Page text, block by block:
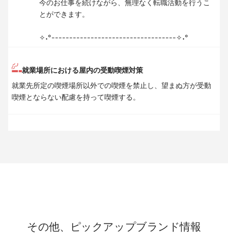
今のお仕事を続けながら、無理なく転職活動を行うこ
とができます。
✧˖°-----------------------------------✧˖°
就業場所における屋内の受動喫煙対策
就業先所定の喫煙場所以外での喫煙を禁止し、望まぬ方が受動
喫煙とならない配慮を持って喫煙する。
その他、ピックアップブランド情報